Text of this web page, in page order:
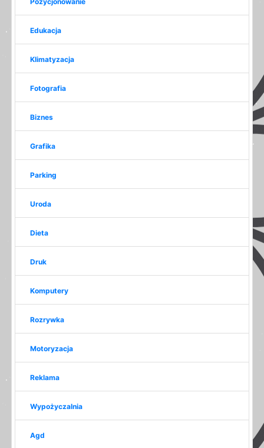
Edukacja
Klimatyzacja
Fotografia
Biznes
Grafika
Parking
Uroda
Dieta
Druk
Komputery
Rozrywka
Motoryzacja
Reklama
Wypożyczalnia
Agd